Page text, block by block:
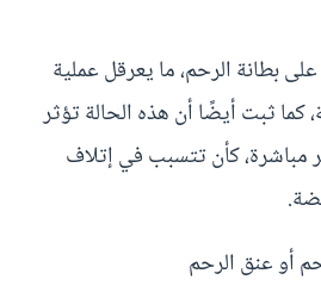
بطانة الرحم، ما يعرقل عملية
ثبت أيضًا أن هذه الحالة تؤثر
كأن تتسبب في إتلاف
أو عنق الرحم